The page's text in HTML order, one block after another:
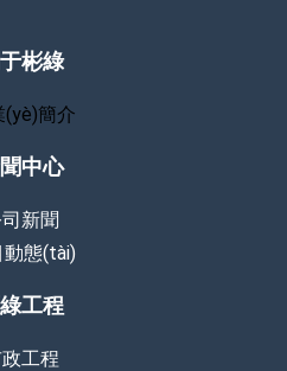
彬綠
(yè)簡介
中心
新聞
動態(tài)
工程
工程